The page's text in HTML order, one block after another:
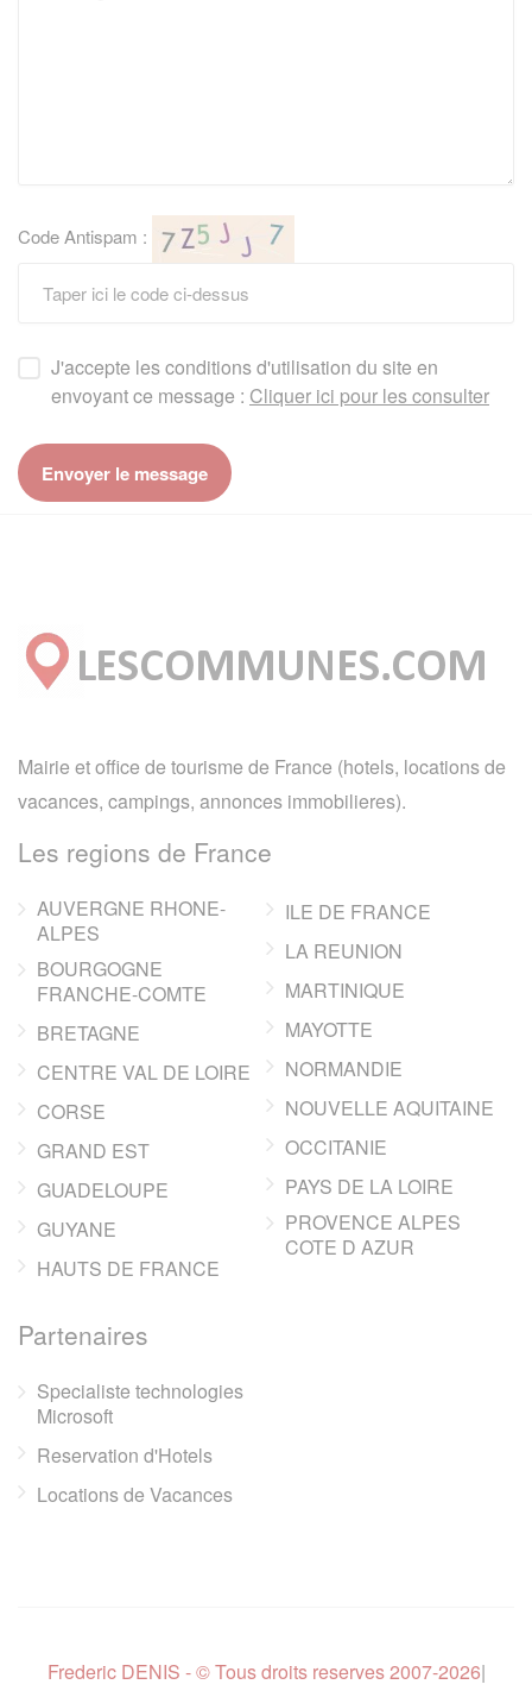
Code Antispam :
J'accepte les conditions d'utilisation du site en
envoyant ce message : Cliquer ici pour les consulter
Mairie et office de tourisme de France (hotels, locations de
vacances, campings, annonces immobilieres).
Les regions de France
AUVERGNE RHONE-
ALPES
BOURGOGNE
FRANCHE-COMTE
BRETAGNE
CENTRE VAL DE LOIRE
CORSE
GRAND EST
GUADELOUPE
GUYANE
HAUTS DE FRANCE
ILE DE FRANCE
LA REUNION
MARTINIQUE
MAYOTTE
NORMANDIE
NOUVELLE AQUITAINE
OCCITANIE
PAYS DE LA LOIRE
PROVENCE ALPES
COTE D AZUR
Partenaires
Specialiste technologies
Microsoft
Reservation d'Hotels
Locations de Vacances
Frederic DENIS - © Tous droits reserves 2007-2026|